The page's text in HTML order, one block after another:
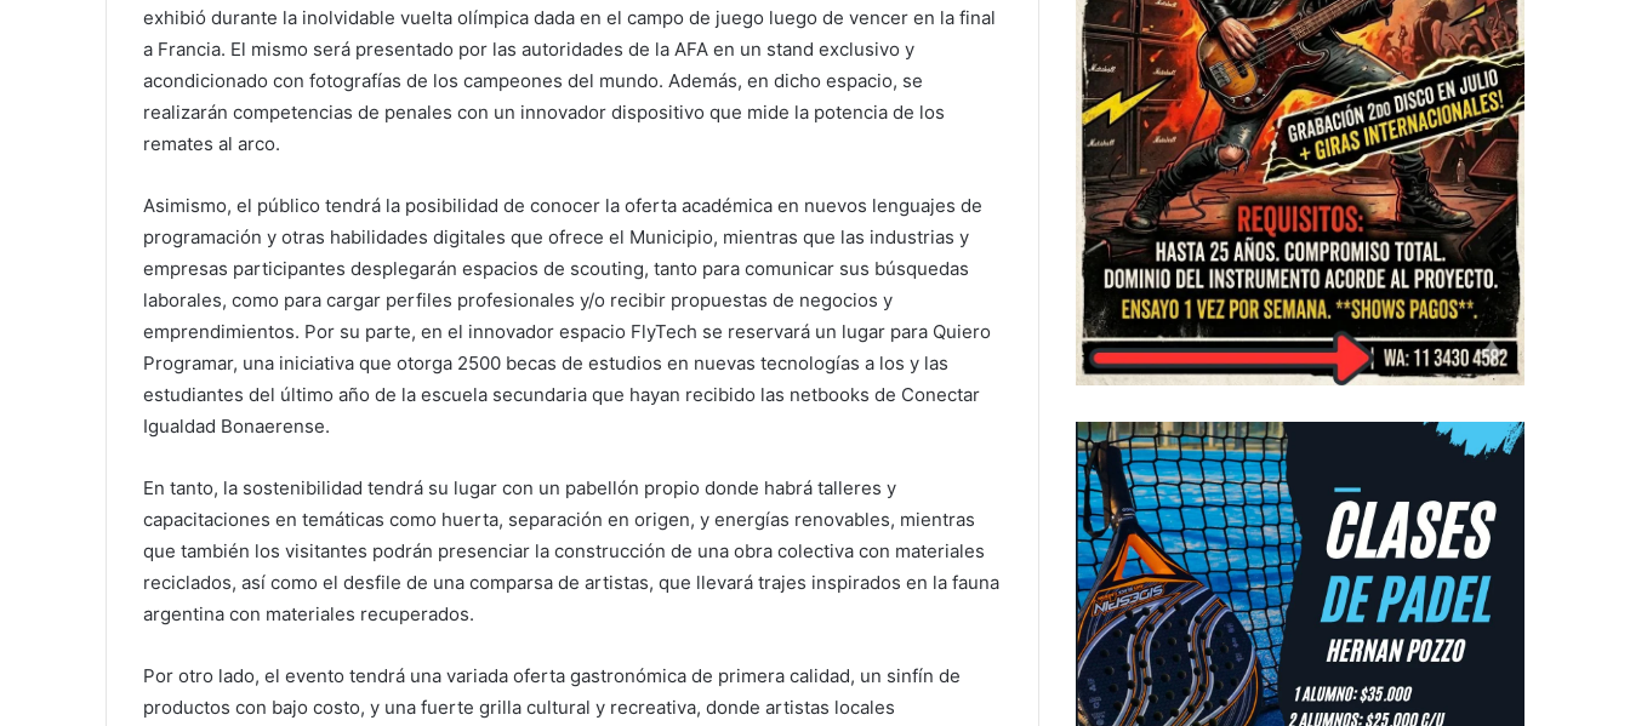
exhibió durante la inolvidable vuelta olímpica dada en el campo de juego luego de vencer en la final
a Francia. El mismo será presentado por las autoridades de la AFA en un stand exclusivo y
acondicionado con fotografías de los campeones del mundo. Además, en dicho espacio, se
realizarán competencias de penales con un innovador dispositivo que mide la potencia de los
remates al arco.
Asimismo, el público tendrá la posibilidad de conocer la oferta académica en nuevos lenguajes de
programación y otras habilidades digitales que ofrece el Municipio, mientras que las industrias y
empresas participantes desplegarán espacios de scouting, tanto para comunicar sus búsquedas
laborales, como para cargar perfiles profesionales y/o recibir propuestas de negocios y
emprendimientos. Por su parte, en el innovador espacio FlyTech se reservará un lugar para Quiero
Programar, una iniciativa que otorga 2500 becas de estudios en nuevas tecnologías a los y las
estudiantes del último año de la escuela secundaria que hayan recibido las netbooks de Conectar
Igualdad Bonaerense.
En tanto, la sostenibilidad tendrá su lugar con un pabellón propio donde habrá talleres y
capacitaciones en temáticas como huerta, separación en origen, y energías renovables, mientras
que también los visitantes podrán presenciar la construcción de una obra colectiva con materiales
reciclados, así como el desfile de una comparsa de artistas, que llevará trajes inspirados en la fauna
argentina con materiales recuperados.
Por otro lado, el evento tendrá una variada oferta gastronómica de primera calidad, un sinfín de
productos con bajo costo, y una fuerte grilla cultural y recreativa, donde artistas locales